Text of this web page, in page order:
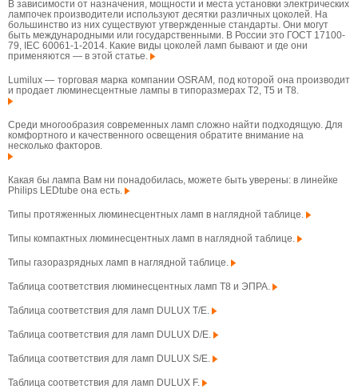
В зависимости от назначения, мощности и места установки электрических
лампочек производители используют десятки различных цоколей. На
большинство из них существуют утвержденные стандарты. Они могут
быть международными или государственными. В России это ГОСТ 17100-
79, IEC 60061-1-2014. Какие виды цоколей ламп бывают и где они
применяются — в этой статье.
Lumilux — торговая марка компании OSRAM, под которой она производит
и продает люминесцентные лампы в типоразмерах T2, T5 и T8.
Среди многообразия современных ламп сложно найти подходящую. Для
комфортного и качественного освещения обратите внимание на
несколько факторов.
Какая бы лампа Вам ни понадобилась, можете быть уверены: в линейке
Philips LEDtube она есть.
Типы протяженных люминесцентных ламп в наглядной таблице.
Типы компактных люминесцентных ламп в наглядной таблице.
Типы газоразрядных ламп в наглядной таблице.
Таблица соответствия люминесцентных ламп T8 и ЭПРА.
Таблица соответствия для ламп DULUX T/E.
Таблица соответствия для ламп DULUX D/E.
Таблица соответствия для ламп DULUX S/E.
Таблица соответствия для ламп DULUX F.